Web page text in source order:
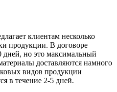
клиентам несколько
продукции. В договоре
дней, но это максимальный
доставляются намного
видов продукции
в течение 2-5 дней.